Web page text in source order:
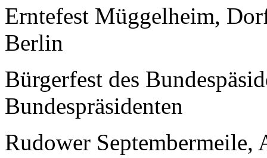
Erntefest Müggelheim,
Berlin
Bürgerfest des
Bundespräsidenten
Rudower